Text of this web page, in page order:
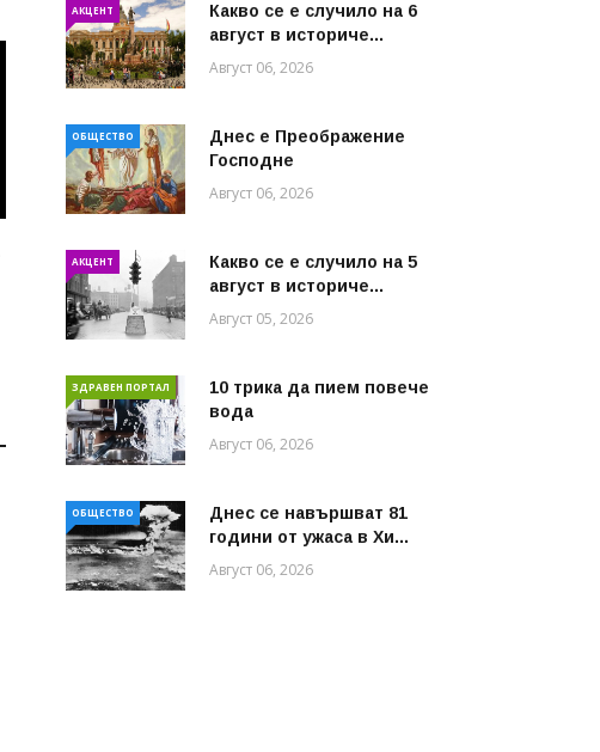
АКЦЕНТ
Какво се е случило на 6
август в историче...
Август 06, 2026
ОБЩЕСТВО
Днес е Преображение
Господне
Август 06, 2026
АКЦЕНТ
Какво се е случило на 5
август в историче...
Август 05, 2026
ЗДРАВЕН ПОРТАЛ
10 трика да пием повече
вода
Август 06, 2026
ОБЩЕСТВО
Днес се навършват 81
години от ужаса в Хи...
Август 06, 2026